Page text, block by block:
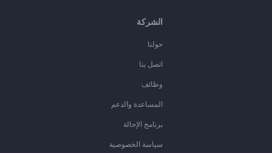
الشركة
حولنا
اتصل بنا
وظائف
المساعدة والدعم
برنامج الإحالة
سياسة الخصوصية